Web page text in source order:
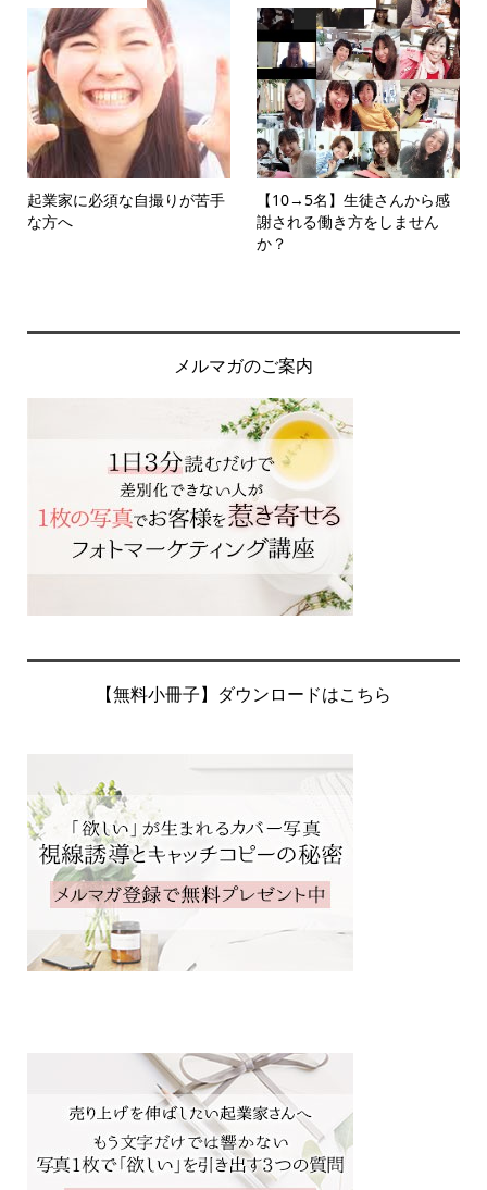
起業家に必須な自撮りが苦手
な方へ
【10→5名】生徒さんから感
謝される働き方をしません
か？
メルマガのご案内
【無料小冊子】ダウンロードはこちら